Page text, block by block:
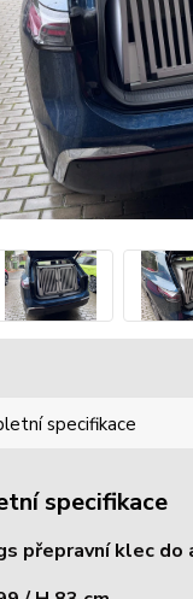
specifikace
specifikace
přepravní klec